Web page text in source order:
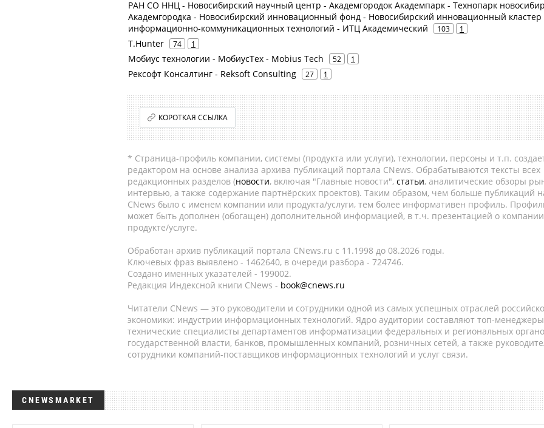
РАН СО ННЦ - Новосибирский научный центр - Академгородок Академпарк - Технопарк
Академгородка - Новосибирский инновационный фонд - Новосибирский инновационный кластер
информационно-коммуникационных технологий - ИТЦ Академический
103 1
T.Hunter 74 1
Мобиус технологии - МобиусТех - Mobius Tech 52 1
Рексофт Консалтинг - Reksoft Consulting 27 1
КОРОТКАЯ ССЫЛКА
* Страница-профиль компании, системы (продукта или услуги), технологии, персоны и т.п.
редактором на основе анализа архива публикаций портала CNews. Обрабатываются тексты всех
редакционных разделов (новости, включая "Главные новости", статьи, аналитические обзоры
интервью, а также содержание партнёрских проектов). Таким образом, чем больше публикаций
CNews было с именем компании или продукта/услуги, тем более информативен профиль.
может быть дополнен (обогащен) дополнительной информацией, в т.ч. презентацией о
продукте/услуге.
Обработан архив публикаций портала CNews.ru c 11.1998 до 08.2026 годы.
Ключевых фраз выявлено - 1462640, в очереди разбора - 724746.
Создано именных указателей - 199002.
Редакция Индексной книги CNews - book@cnews.ru
Читатели CNews — это руководители и сотрудники одной из самых успешных отраслей
экономики: индустрии информационных технологий. Ядро аудитории составляют топ-
технические специалисты департаментов информатизации федеральных и региональных
государственной власти, банков, промышленных компаний, розничных сетей, а также
сотрудники компаний-поставщиков информационных технологий и услуг связи.
CNEWSMARKET